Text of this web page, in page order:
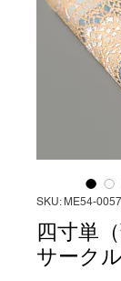
SKU: ME54-
四寸単
サーク